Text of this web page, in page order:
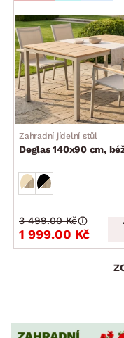
Zahradní jídelní stůl
Deglas 140x90 cm,
1 999.00 Kč
3 499.00 Kč